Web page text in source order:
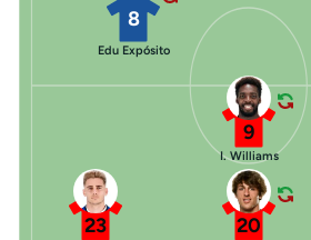
8
Edu Expósito
23 20
9
I. Williams